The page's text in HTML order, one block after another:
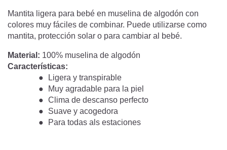
Saco De Dormir Interior
Sábanas
Protectores De Cuna
Baberos Y Doudou
Paños De Muselina
SOPORTE DEL DESARROLLO
Cuna Nido
Almohadas Especiales
Posicionamiento Lateral
ACCESORIOS
CHEQUE REGALO
LOTES DE REGALO Y PROMOCIONES
Mantita ligera para bebé en muselina de algodón con
colores muy fáciles de combinar. Puede utilizarse como
mantita, protección solar o para cambiar al bebé.
Material: 100% muselina de algodón
Características:
Ligera y transpirable
Muy agradable para la piel
Clima de descanso perfecto
Suave y acogedora
Para todas als estaciones